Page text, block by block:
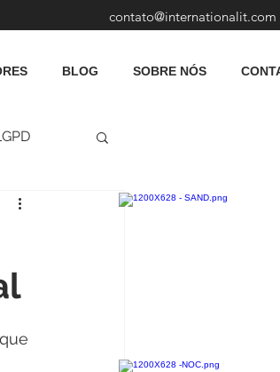
contato@internationalit.com
BLOG SOBRE NÓS